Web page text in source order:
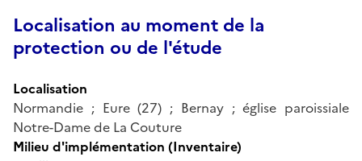
Localisation au moment de la
protection ou de l'étude
Localisation
Normandie ; Eure (27) ; Bernay ; église paroissiale
Notre-Dame de La Couture
Milieu d'implémentation (Inventaire)